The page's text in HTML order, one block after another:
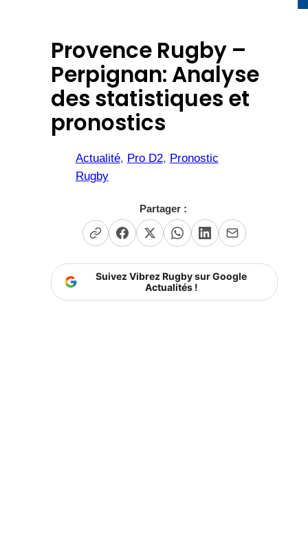
Provence Rugby –
Perpignan: Analyse
des statistiques et
pronostics
Actualité, Pro D2, Pronostic
Rugby
Partager :
Suivez Vibrez Rugby sur Google
Actualités !